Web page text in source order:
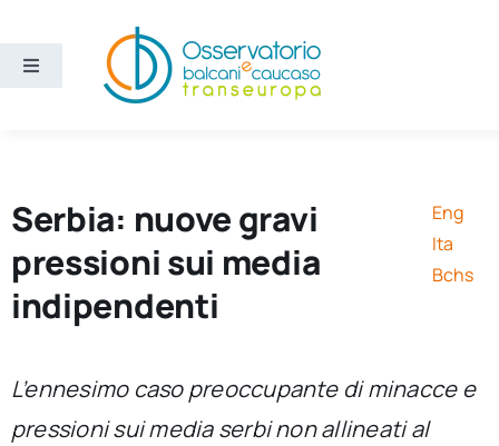
contenuto
Toggle
Ricerca e divulgazione
Chi siamo
Serbia: nuove gravi
pressioni sui media
indipendenti
Eng
Ita
Bchs
L’ennesimo caso preoccupante di minacce e
pressioni sui media serbi non allineati al